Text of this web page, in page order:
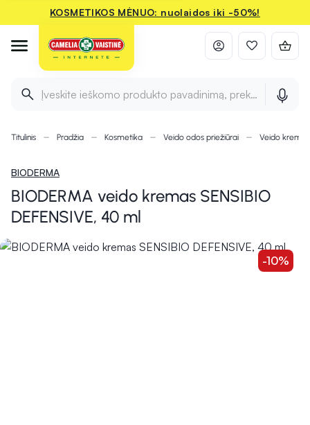
KOSMETIKOS MĖNUO: nuolaidos iki -50%!
Įveskite ieškomo produkto pavadinimą, prekės ženklą ir
Titulinis Pradžia Kosmetika Veido odos priežiūrai Veido kremai
BIODERMA
BIODERMA veido kremas SENSIBIO
DEFENSIVE, 40 ml
-10%